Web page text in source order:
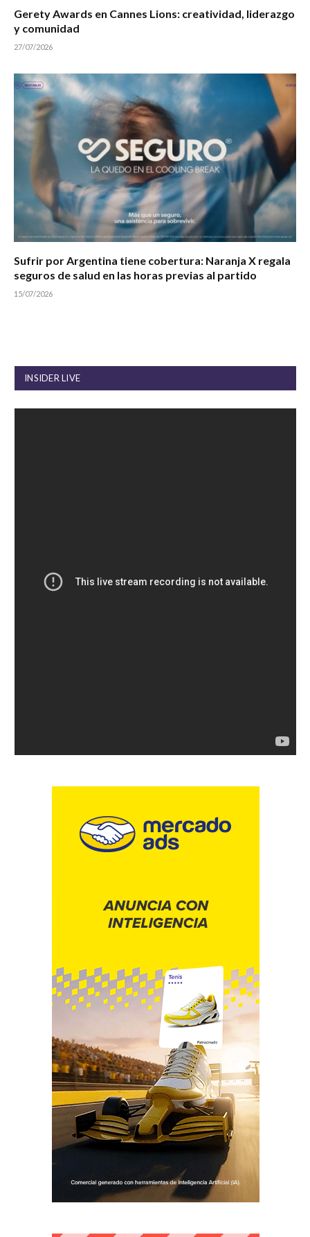
Gerety Awards en Cannes Lions: creatividad, liderazgo
y comunidad
27/07/2026
Sufrir por Argentina tiene cobertura: Naranja X regala
seguros de salud en las horas previas al partido
15/07/2026
INSIDER LIVE